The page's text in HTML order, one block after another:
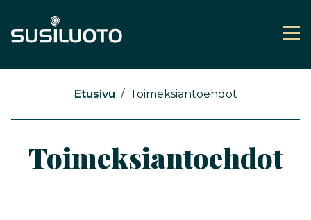
Etusivu Toimeksiantoehdot
Toimeksiantoehdot